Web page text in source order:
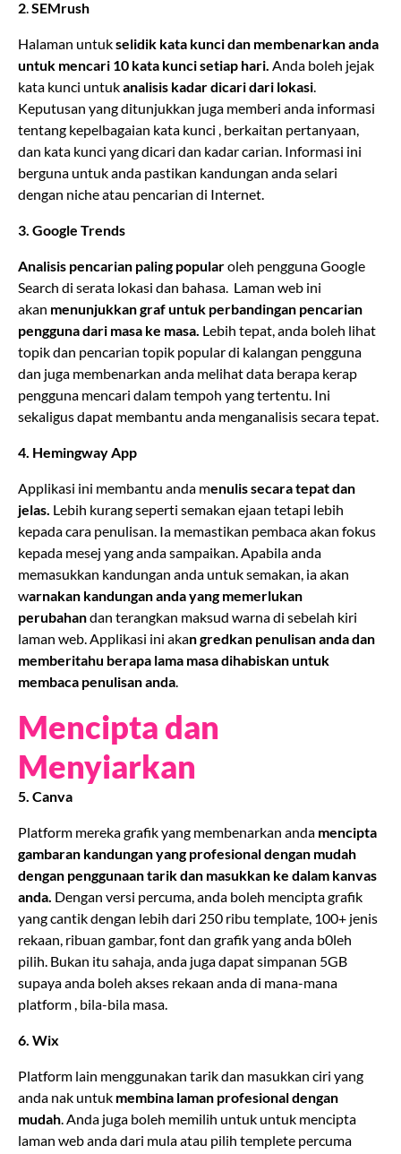
2.SEMrush
Halaman untukselidik kata kunci dan membenarkan anda
untuk mencari 10 kata kunci setiap hari. Anda boleh jejak
kata kunci untukanalisis kadar dicari dari lokasi.
Keputusan yang ditunjukkan juga memberi anda informasi
tentang kepelbagaian kata kunci , berkaitan pertanyaan,
dan kata kunci yang dicari dan kadar carian. Informasi ini
berguna untuk anda pastikan kandungan anda selari
dengan niche atau pencarian di Internet.
3. Google Trends
Analisis pencarian paling popularoleh pengguna Google
Search di serata lokasi dan bahasa. Laman web ini
akan menunjukkan graf untuk perbandingan pencarian
pengguna dari masa ke masa. Lebih tepat, anda boleh lihat
topik dan pencarian topik popular di kalangan pengguna
dan juga membenarkan anda melihat data berapa kerap
pengguna mencari dalam tempoh yang tertentu. Ini
sekaligus dapat membantu anda menganalisis secara tepat.
4. Hemingway App
Applikasi ini membantu anda menulis secara tepat dan
jelas. Lebih kurang seperti semakan ejaan tetapi lebih
kepada cara penulisan. Ia memastikan pembaca akan fokus
kepada mesej yang anda sampaikan. Apabila anda
memasukkan kandungan anda untuk semakan, ia akan
warnakan kandungan anda yang memerlukan
perubahandan terangkan maksud warna di sebelah kiri
laman web. Applikasi ini akan gredkan penulisan anda dan
memberitahu berapa lama masa dihabiskan untuk
membaca penulisan anda.
Mencipta dan
Menyiarkan
5. Canva
Platform mereka grafik yang membenarkan anda mencipta
gambaran kandungan yang profesional dengan mudah
dengan penggunaan tarik dan masukkan ke dalam kanvas
anda. Dengan versi percuma, anda boleh mencipta grafik
yang cantik dengan lebih dari 250 ribu template, 100+ jenis
rekaan, ribuan gambar, font dan grafik yang anda b0leh
pilih. Bukan itu sahaja, anda juga dapat simpanan 5GB
supaya anda boleh akses rekaan anda di mana-mana
platform , bila-bila masa.
6. Wix
Platform lain menggunakan tarik dan masukkan ciri yang
anda nak untuk membina laman profesional dengan
mudah. Anda juga boleh memilih untuk untuk mencipta
laman web anda dari mula atau pilih templete percuma